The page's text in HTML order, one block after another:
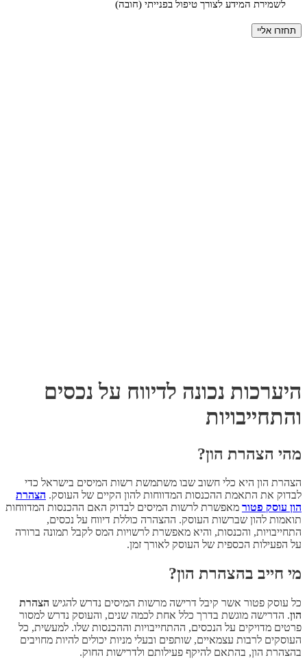
לשמירת המידע לצורך טיפול בפנייתי (חובה)
היערכות נכונה לדיווח על נכסים
והתחייבויות
מהי הצהרת הון?
הצהרת הון היא כלי חשוב שבו משתמשת רשות המיסים בישראל כדי
לבדוק את התאמת ההכנסות המדווחות להון הקיים של העוסק. הצהרת
הון עוסק פטור מאפשרת לרשות המיסים לבדוק האם ההכנסות המדווחות
תואמות להון שברשות העוסק. ההצהרה כוללת דיווח על נכסים,
התחייבויות, והכנסות, והיא מאפשרת לרשויות המס לקבל תמונה ברורה
על הפעילות הכספית של העוסק לאורך זמן.
מי חייב בהצהרת הון?
כל עוסק פטור אשר קיבל דרישה מרשות המיסים נדרש להגיש הצהרת
הון. הדרישה מוגשת בדרך כלל אחת לכמה שנים, והעוסק נדרש למסור
פרטים מדויקים על הנכסים, ההתחייבויות וההכנסות שלו. למעשית, כל
העוסקים לרבות עצמאיים, שותפים ובעלי מניות יכולים להיות מחויבים
בהצהרת הון, בהתאם להיקף פעילותם ולדרישות החוק.